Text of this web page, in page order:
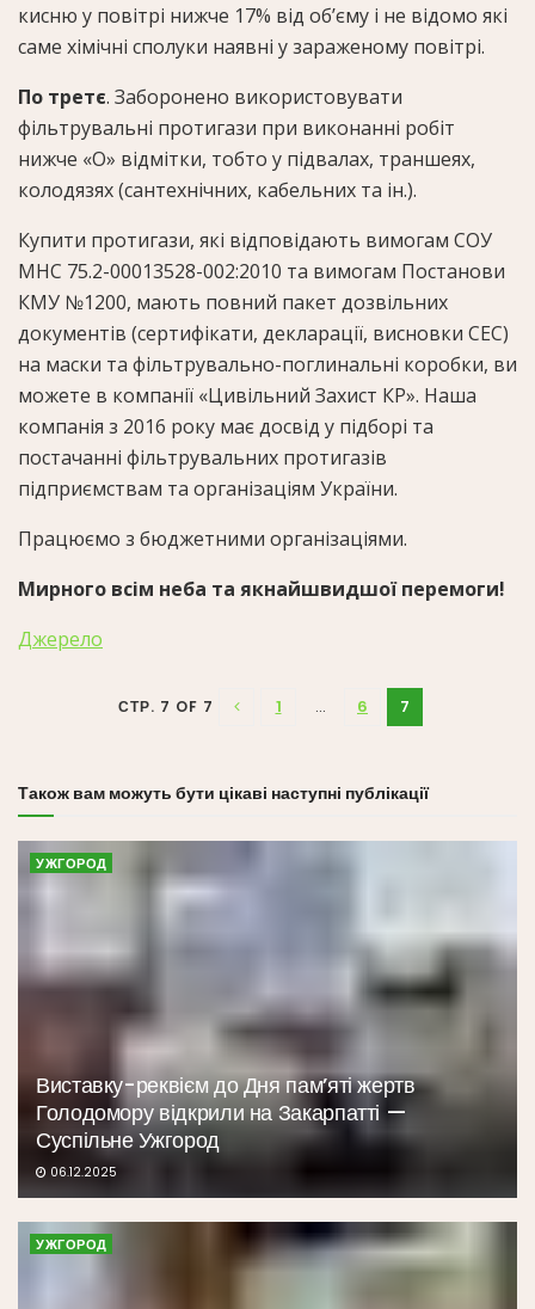
кисню у повітрі нижче 17% від об’єму і не відомо які
саме хімічні сполуки наявні у зараженому повітрі.
По третє. Заборонено використовувати
фільтрувальні протигази при виконанні робіт
нижче «О» відмітки, тобто у підвалах, траншеях,
колодязях (сантехнічних, кабельних та ін.).
Купити протигази, які відповідають вимогам СОУ
МНС 75.2-00013528-002:2010 та вимогам Постанови
КМУ №1200, мають повний пакет дозвільних
документів (сертифікати, декларації, висновки СЕС)
на маски та фільтрувально-поглинальні коробки, ви
можете в компанії «Цивільний Захист КР». Наша
компанія з 2016 року має досвід у підборі та
постачанні фільтрувальних протигазів
підприємствам та організаціям України.
Працюємо з бюджетними організаціями.
Мирного всім неба та якнайшвидшої перемоги!
Джерело
СТР. 7 OF 7 1 ... 6 7
Також вам можуть бути цікаві наступні публікації
УЖГОРОД
Виставку-реквієм до Дня пам’яті жертв
Голодомору відкрили на Закарпатті —
Суспільне Ужгород
06.12.2025
УЖГОРОД